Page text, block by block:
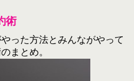
術
った方法とみんながやって
まとめ。